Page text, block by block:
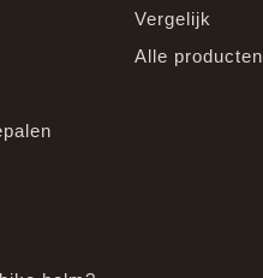
Vergelijk
Alle producten